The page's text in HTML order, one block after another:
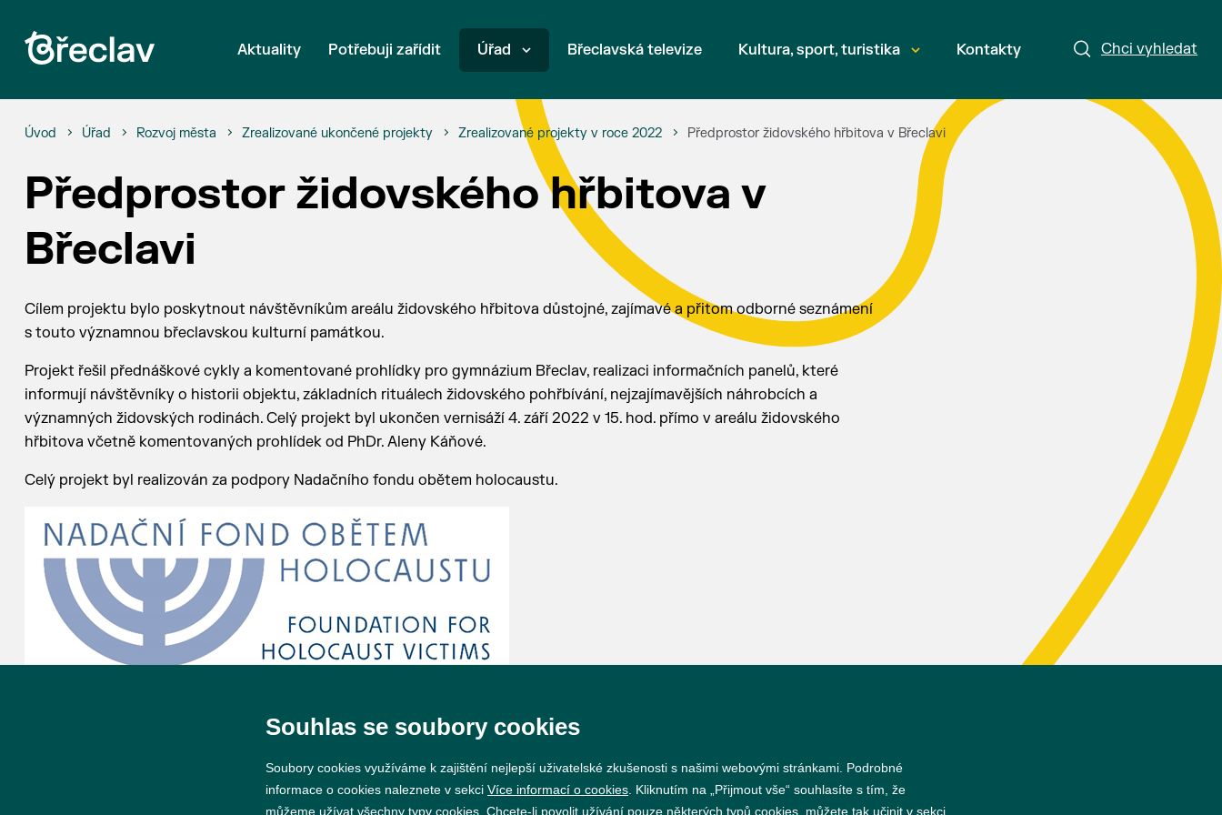
Chci vyhledat
Aktuality Potřebuji zařídit Úřad Břeclavská televize Kultura, sport, turistika Kontakty
Úvod Úřad Rozvoj města Zrealizované ukončené projekty Zrealizované projekty v roce 2022 Předprostor židovského hřbitova v Břeclavi
Předprostor židovského hřbitova v
Břeclavi
Cílem projektu bylo poskytnout návštěvníkům areálu židovského hřbitova důstojné, zajímavé a přitom odborné seznámení
s touto významnou břeclavskou kulturní památkou.
Projekt řešil přednáškové cykly a komentované prohlídky pro gymnázium Břeclav, realizaci informačních panelů, které
informují návštěvníky o historii objektu, základních rituálech židovského pohřbívání, nejzajímavějších náhrobcích a
významných židovských rodinách. Celý projekt byl ukončen vernisáží 4. září 2022 v 15. hod. přímo v areálu židovského
hřbitova včetně komentovaných prohlídek od PhDr. Aleny Káňové.
Celý projekt byl realizován za podpory Nadačního fondu obětem holocaustu.
Souhlas se soubory cookies
Soubory cookies využíváme k zajištění nejlepší uživatelské zkušenosti s našimi webovými stránkami. Podrobné
informace o cookies naleznete v sekci Více informací o cookies . Kliknutím na „Přijmout vše“ souhlasíte s tím, že
můžeme užívat všechny typy cookies. Chcete-li povolit užívání pouze některých typů cookies, můžete tak učinit v sekci